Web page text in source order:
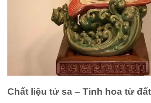
Chất liệu tử sa – Tinh hoa từ